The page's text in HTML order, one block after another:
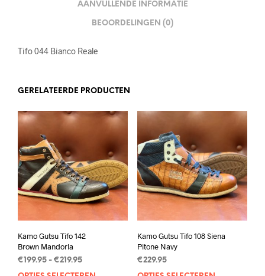
AANVULLENDE INFORMATIE
BEOORDELINGEN (0)
Tifo 044 Bianco Reale
GERELATEERDE PRODUCTEN
Kamo Gutsu Tifo 142
Brown Mandorla
€ 199.95 - €219.95Prijsklasse:
€199.95
Kamo Gutsu Tifo 108 Siena
Pitone Navy
€229.95